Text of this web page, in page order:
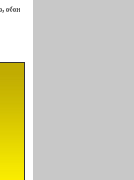
обои